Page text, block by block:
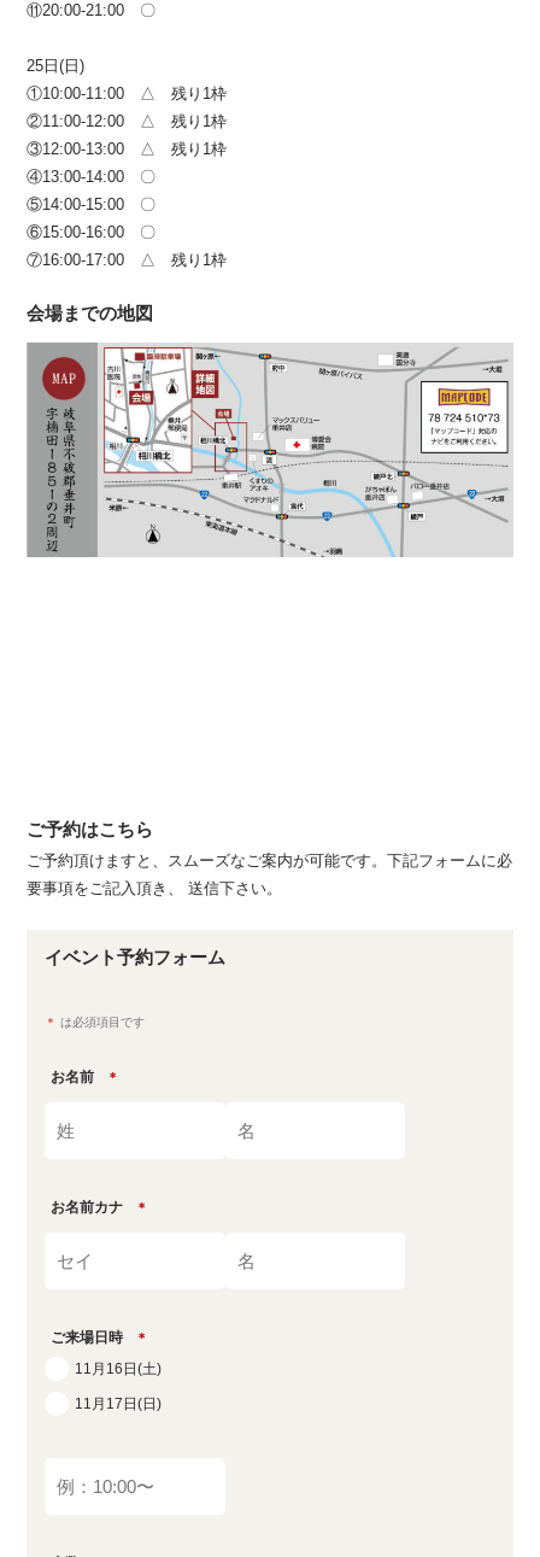
⑪20:00-21:00 〇
25日(日)
①10:00-11:00 △ 残り1枠
②11:00-12:00 △ 残り1枠
③12:00-13:00 △ 残り1枠
④13:00-14:00 〇
⑤14:00-15:00 〇
⑥15:00-16:00 〇
⑦16:00-17:00 △ 残り1枠
会場までの地図
ご予約はこちら
ご予約頂けますと、スムーズなご案内が可能です。下記フォームに必
要事項をご記入頂き、 送信下さい。
イベント予約フォーム
＊ は必須項目です
お名前 ＊
お名前カナ ＊
ご来場日時 ＊
11月16日(土)
11月17日(日)